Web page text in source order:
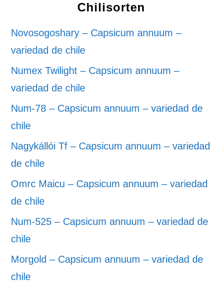
Chilisorten
Novosogoshary – Capsicum annuum –
variedad de chile
Numex Twilight – Capsicum annuum –
variedad de chile
Num-78 – Capsicum annuum – variedad de
chile
Nagykállói Tf – Capsicum annuum – variedad
de chile
Omrc Maicu – Capsicum annuum – variedad
de chile
Num-525 – Capsicum annuum – variedad de
chile
Morgold – Capsicum annuum – variedad de
chile